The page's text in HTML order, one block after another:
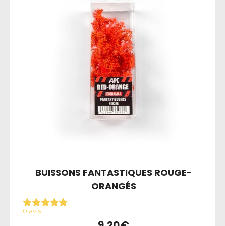
BUISSONS FANTASTIQUES ROUGE-
ORANGÉS
0 avis